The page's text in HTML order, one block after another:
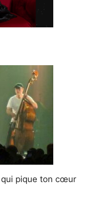
qui pique ton cœur